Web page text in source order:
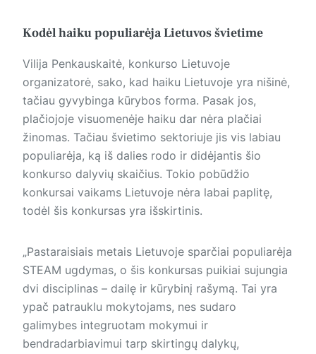
Kodėl haiku populiarėja Lietuvos švietime
Vilija Penkauskaitė, konkurso Lietuvoje
organizatorė, sako, kad haiku Lietuvoje yra nišinė,
tačiau gyvybinga kūrybos forma. Pasak jos,
plačiojoje visuomenėje haiku dar nėra plačiai
žinomas. Tačiau švietimo sektoriuje jis vis labiau
populiarėja, ką iš dalies rodo ir didėjantis šio
konkurso dalyvių skaičius. Tokio pobūdžio
konkursai vaikams Lietuvoje nėra labai paplitę,
todėl šis konkursas yra išskirtinis.
„Pastaraisiais metais Lietuvoje sparčiai populiarėja
STEAM ugdymas, o šis konkursas puikiai sujungia
dvi disciplinas – dailę ir kūrybinį rašymą. Tai yra
ypač patrauklu mokytojams, nes sudaro
galimybes integruotam mokymui ir
bendradarbiavimui tarp skirtingų dalykų,